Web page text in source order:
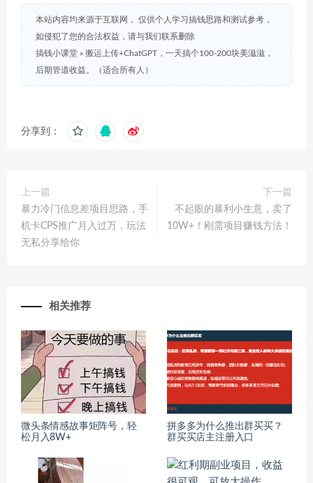
本站内容均来源于互联网， 仅供个人学习搞钱思路和测试参考，
如侵犯了您的合法权益，请与我们联系删除
搞钱小课堂 » 搬运上传+ChatGPT，一天搞个100-200块美滋滋，
后期管道收益。（适合所有人）
分享到：
上一篇
暴力冷门信息差项目思路，手
机卡CPS推广月入过万，玩法
无私分享给你
下一篇
不起眼的暴利小生意，卖了
10W+！刚需项目赚钱方法！
相关推荐
微头条情感故事矩阵号，轻
松月入8W+
拼多多为什么推出群买买？
群买买店主注册入口